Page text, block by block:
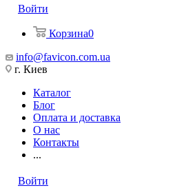
Войти
Корзина0
info@favicon.com.ua
г. Киев
Каталог
Блог
Оплата и доставка
О нас
Контакты
...
Войти